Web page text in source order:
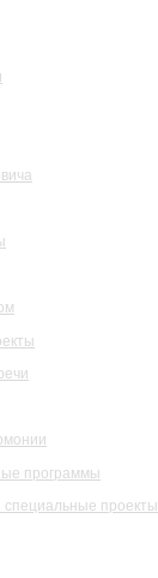
программы
проекты